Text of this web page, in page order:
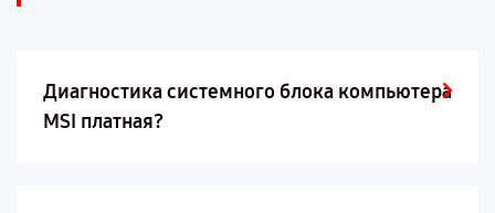
Диагностика системного блока компьютера
MSI платная?